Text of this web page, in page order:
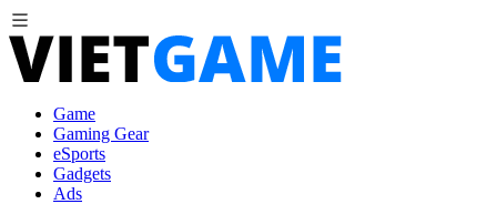
Game
Gaming Gear
eSports
Gadgets
Ads